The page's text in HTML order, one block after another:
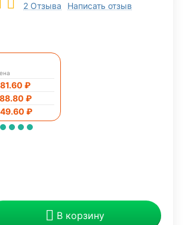
2 Отзыва Написать отзыв
₽
₽
₽
В корзину